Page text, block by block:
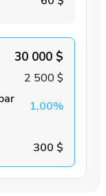
30 000 $
2 500 $
1,00%
300 $